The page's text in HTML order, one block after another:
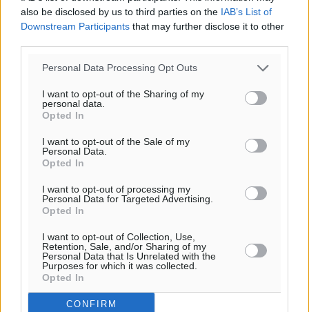
also be disclosed by us to third parties on the IAB’s List of
Downstream Participants that may further disclose it to other
Personal Data Processing Opt Outs
I want to opt-out of the Sharing of my
personal data.
Opted In
I want to opt-out of the Sale of my
Personal Data.
Opted In
I want to opt-out of processing my
Personal Data for Targeted Advertising.
Opted In
I want to opt-out of Collection, Use,
Retention, Sale, and/or Sharing of my
Personal Data that Is Unrelated with the
Purposes for which it was collected.
Opted In
CONFIRM